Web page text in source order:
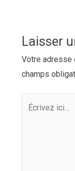
Laisser
Votre adresse
champs
Écrivez